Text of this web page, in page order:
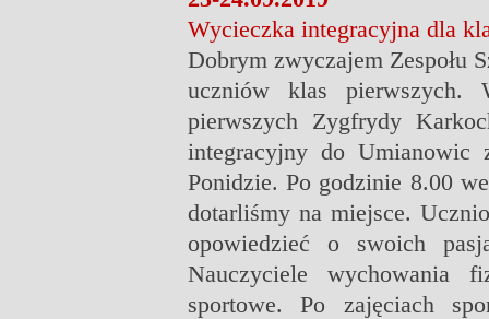
Wycieczka integracyjna dla
Dobrym zwyczajem Zespołu
uczniów klas
pierwszych Zygfrydy
integracyjny do Umianowic
Ponidzie. Po godzinie 8.00
dotarliśmy na miejsce.
opowiedzieć o swoich
Nauczyciele wychowania
sportowe. Po zajęciach